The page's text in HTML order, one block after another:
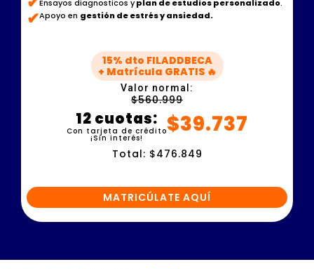
Ensayos diagnosticos yplan de estudios personalizado.
✔Apoyo en gestión de estrés y ansiedad.
15% dto FILADDBECA
+ Matrícula GRATIS 🔥
Valor normal:
$560.999
12 cuotas:
Con tarjeta de crédito
¡Sin interés!
$39.737
Total: $476.849
MATRICÚLATE AQUÍ